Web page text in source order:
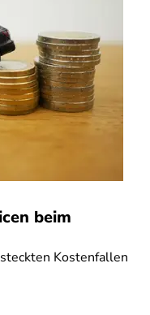
beim
Kostenfallen